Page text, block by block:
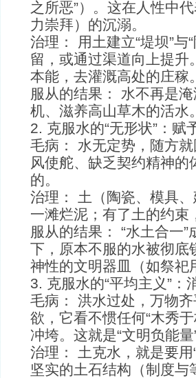
之所恶”）。这在人性中
力崇拜）的沉溺。
治理： 用土建立“堤坝”
留，或通过渠道向上提升
本能，去灌溉高处的庄稼。
服从的结果： 水不再是
机、滋养高山草木的活水。
2. 克服水的“无形状”：赋
毛病： 水无定势，随方
风使舵、缺乏契约精神
的。
治理： 土（陶瓷、模具
一滩烂泥；有了土的约束
服从的结果： “水土合一
下，原本不服的水被彻底
神性的文明器皿（如祭祀
3. 克服水的“平均主义”：
毛病： 洪水过处，万物
欲，它看不惯任何“木秀
冲垮。这就是“文明负能量”
治理： 土克水，就是要
坚实的土石结构（制度